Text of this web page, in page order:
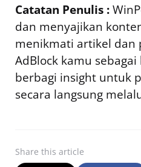
Catatan Penulis :
dan menyajikan
menikmati artikel dan
AdBlock kamu
berbagi insight untuk
secara langsung
Share this article